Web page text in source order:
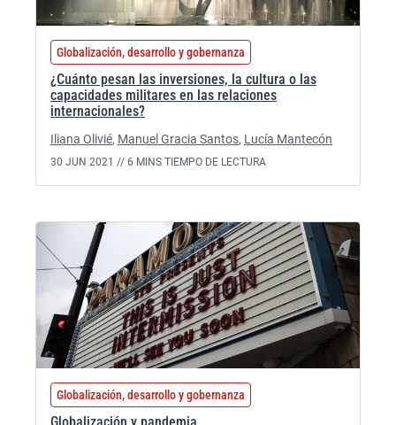
Globalización, desarrollo y gobernanza
¿Cuánto pesan las inversiones, la cultura o las
capacidades militares en las relaciones
internacionales?
Iliana Olivié, Manuel Gracia Santos, Lucía Mantecón
30 JUN 2021 // 6 MINS TIEMPO DE LECTURA
Globalización, desarrollo y gobernanza